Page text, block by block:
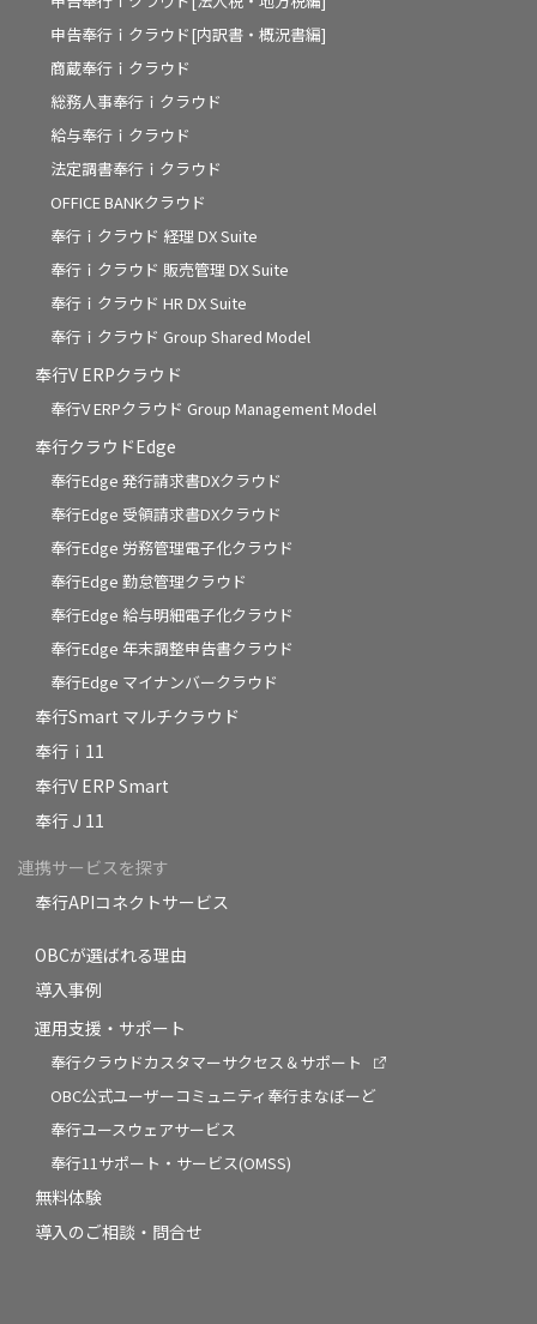
申告奉行ｉクラウド[内訳書・概況書編]
商蔵奉行ｉクラウド
総務人事奉行ｉクラウド
給与奉行ｉクラウド
法定調書奉行ｉクラウド
OFFICE BANKクラウド
奉行ｉクラウド 経理 DX Suite
奉行ｉクラウド 販売管理 DX Suite
奉行ｉクラウド HR DX Suite
奉行ｉクラウド Group Shared Model
奉行V ERPクラウド
奉行V ERPクラウド Group Management Model
奉行クラウドEdge
奉行Edge 発行請求書DXクラウド
奉行Edge 受領請求書DXクラウド
奉行Edge 労務管理電子化クラウド
奉行Edge 勤怠管理クラウド
奉行Edge 給与明細電子化クラウド
奉行Edge 年末調整申告書クラウド
奉行Edge マイナンバークラウド
奉行Smart マルチクラウド
奉行ｉ11
奉行V ERP Smart
奉行Ｊ11
連携サービスを探す
奉行APIコネクトサービス
OBCが選ばれる理由
導入事例
運用支援・サポート
奉行クラウドカスタマーサクセス＆サポート
OBC公式ユーザーコミュニティ奉行まなぼーど
奉行ユースウェアサービス
奉行11サポート・サービス(OMSS)
無料体験
導入のご相談・問合せ